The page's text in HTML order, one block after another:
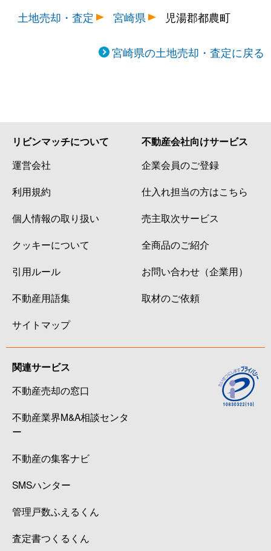
土地売却・査定
宮崎県 児湯郡都農町
宮崎県の土地売却・査定に戻る
リビンマッチについて
運営会社
利用規約
個人情報の取り扱い
クッキーについて
引用ルール
不動産用語集
サイトマップ
不動産会社向けサービス
企業会員のご登録
仕入れ担当の方はこちら
売主取次サービス
全商品のご紹介
お問い合わせ（企業用）
取材のご依頼
関連サービス
不動産売却の窓口
不動産業界M&A相談センタ
ー
不動産の集客ナビ
SMSハンター
管理戸数ふえるくん
査定書つくるくん